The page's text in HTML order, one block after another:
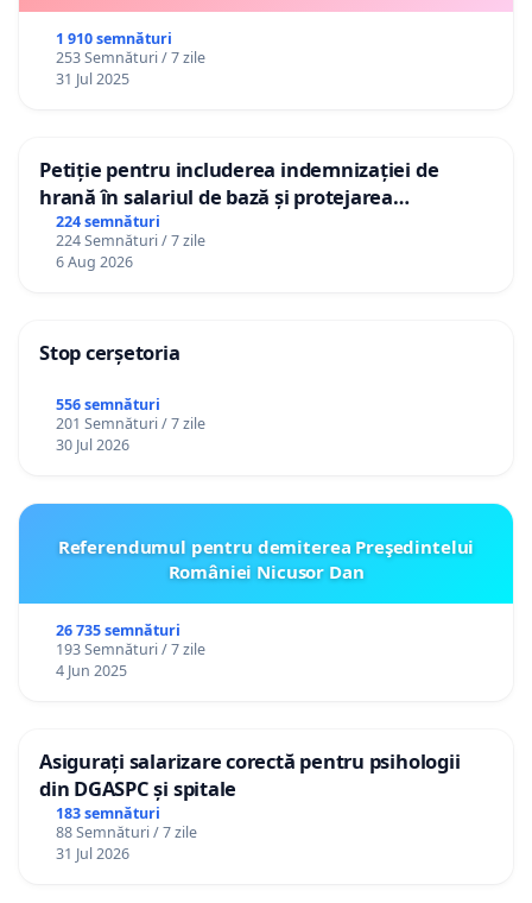
1 910 semnături
253 Semnături / 7 zile
31 Jul 2025
Petiție pentru includerea indemnizației de
hrană în salariul de bază și protejarea
gradațiilor de vechime pentru asistenții
personali
224 semnături
224 Semnături / 7 zile
6 Aug 2026
Stop cerșetoria
556 semnături
201 Semnături / 7 zile
30 Jul 2026
Referendumul pentru demiterea Preşedintelui
României Nicusor Dan
26 735 semnături
193 Semnături / 7 zile
4 Jun 2025
Asigurați salarizare corectă pentru psihologii
din DGASPC și spitale
183 semnături
88 Semnături / 7 zile
31 Jul 2026